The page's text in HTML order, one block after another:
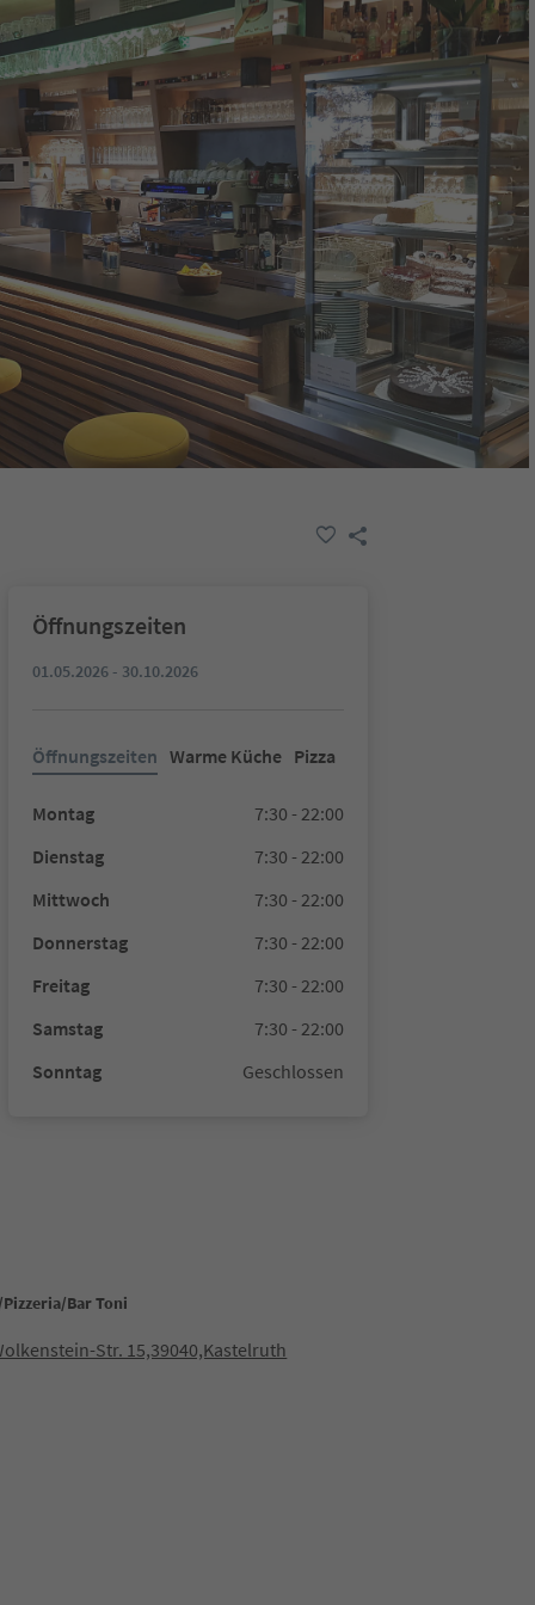
Öffnungszeiten
01.05.2026 - 30.10.2026
Öffnungszeiten Warme Küche Pizza
Montag
7:30 - 22:00
Dienstag
7:30 - 22:00
Mittwoch
7:30 - 22:00
Donnerstag
7:30 - 22:00
Freitag
7:30 - 22:00
Samstag
7:30 - 22:00
Sonntag
Geschlossen
Bar Toni
Str. 15,39040,Kastelruth